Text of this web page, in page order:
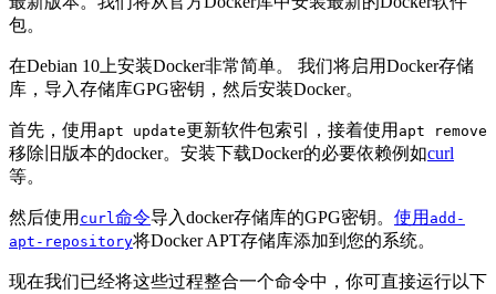
包。
在Debian 10上安装Docker非常简单。 我们将启用Docker存储
库，导入存储库GPG密钥，然后安装Docker。
首先，使用 apt update更新软件包索引，接着使用 apt remove
移除旧版本的docker。安装下载Docker的必要依赖例如curl
等。
然后使用 curl 命令导入docker存储库的GPG密钥。 使用 add-
apt-repository将Docker APT存储库添加到您的系统。
现在我们已经将这些过程整合一个命令中，你可直接运行以下